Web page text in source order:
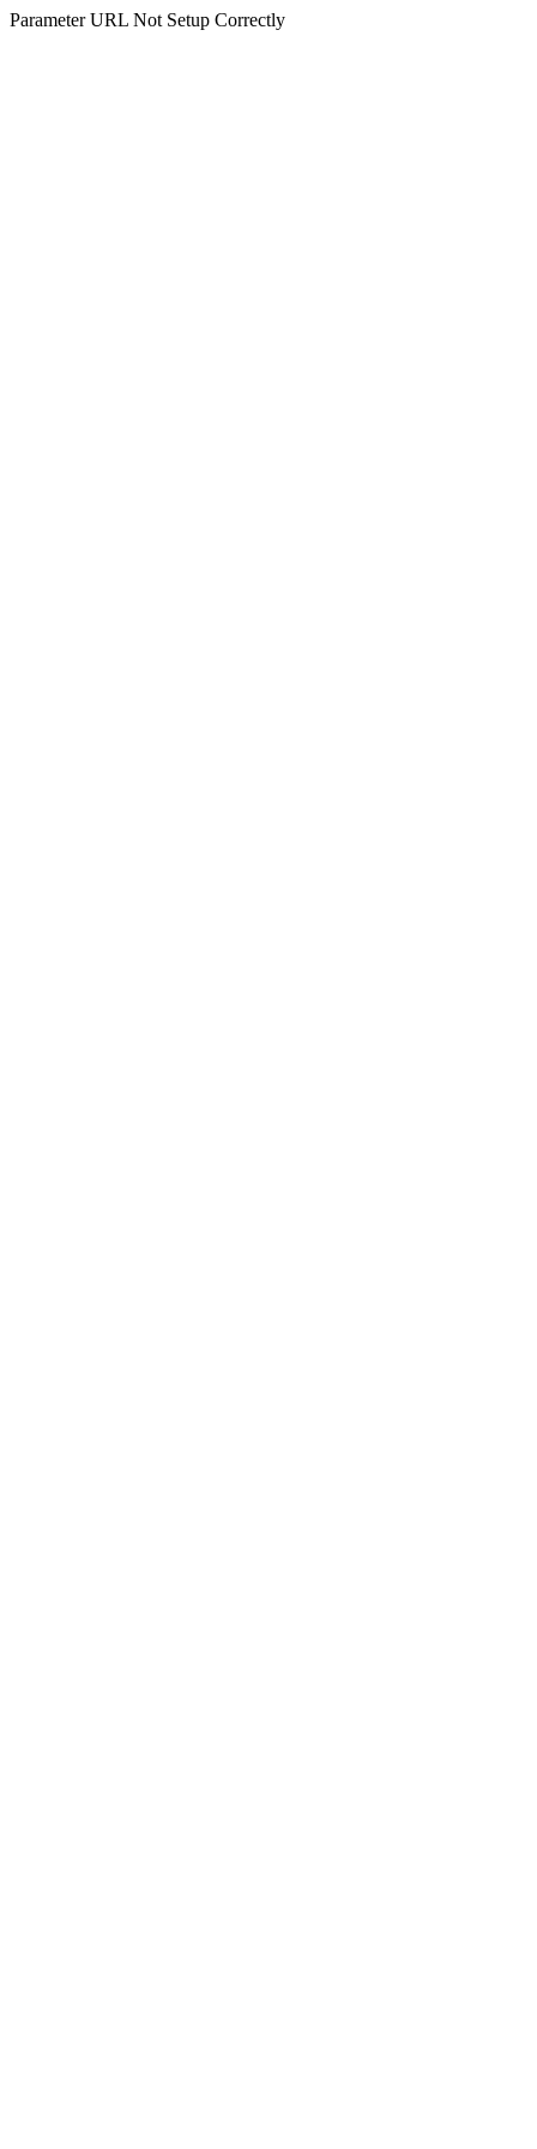
Parameter URL Not Setup Correctly